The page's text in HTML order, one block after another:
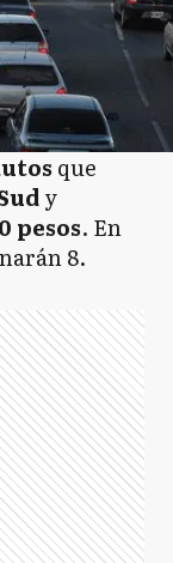
que
y
pesos. En
8.